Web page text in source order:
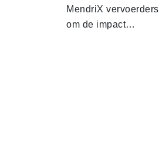
MendriX vervoerders
om de impact…